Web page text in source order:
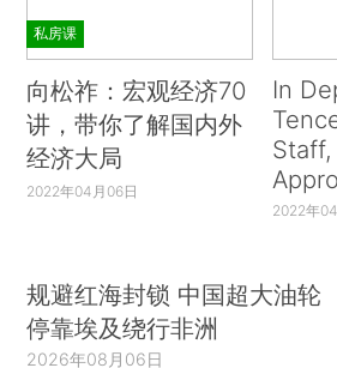
私房课
向松祚：宏观经济70
讲，带你了解国内外
经济大局
2022年04月06日
In
Staff,
2022年
规避红海封锁 中国超大油轮
停靠埃及绕行非洲
2026年08月06日